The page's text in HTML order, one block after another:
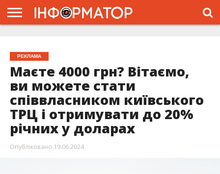
РЕКЛАМА
Маєте 4000 грн? Вітаємо,
ви можете стати
співвласником київського
ТРЦ і отримувати до 20%
річних у доларах
Опубліковано 19.06.2024